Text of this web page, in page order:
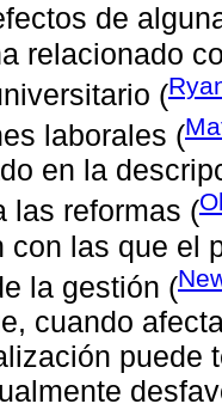
de
relacionado
(
laborales (
en la
las reformas (
con las que el
la gestión (
cuando
puede